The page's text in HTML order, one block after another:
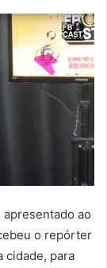
apresentado ao
o repórter
cidade, para